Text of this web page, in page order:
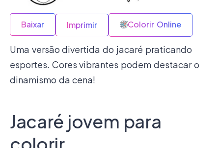
Baixar Imprimir Colorir Online
Uma versão divertida do jacaré praticando
esportes. Cores vibrantes podem destacar o
dinamismo da cena!
Jacaré jovem para